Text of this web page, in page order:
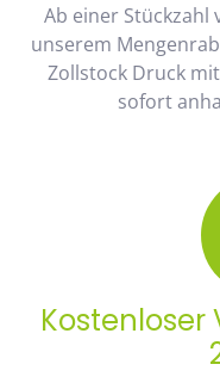
Ab einer Stückzahl
unserem
Zollstock Druck
sofort
Kostenloser